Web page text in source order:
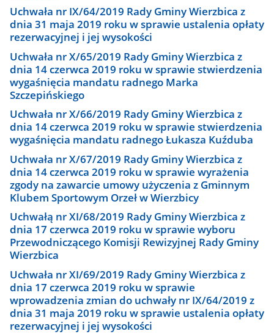
Uchwała nr IX/64/2019 Rady Gminy Wierzbica z
dnia 31 maja 2019 roku w sprawie ustalenia opłaty
rezerwacyjnej i jej wysokości
Uchwała nr X/65/2019 Rady Gminy Wierzbica z
dnia 14 czerwca 2019 roku w sprawie stwierdzenia
wygaśnięcia mandatu radnego Marka
Szczepińskiego
Uchwała nr X/66/2019 Rady Gminy Wierzbica z
dnia 14 czerwca 2019 roku w sprawie stwierdzenia
wygaśnięcia mandatu radnego Łukasza Kuźduba
Uchwała nr X/67/2019 Rady Gminy Wierzbica z
dnia 14 czerwca 2019 roku w sprawie wyrażenia
zgody na zawarcie umowy użyczenia z Gminnym
Klubem Sportowym Orzeł w Wierzbicy
Uchwałą nr XI/68/2019 Rady Gminy Wierzbica z
dnia 17 czerwca 2019 roku w sprawie wyboru
Przewodniczącego Komisji Rewizyjnej Rady Gminy
Wierzbica
Uchwała nr XI/69/2019 Rady Gminy Wierzbica z
dnia 17 czerwca 2019 roku w sprawie
wprowadzenia zmian do uchwały nr IX/64/2019 z
dnia 31 maja 2019 roku w sprawie ustalenia opłaty
rezerwacyjnej i jej wysokości